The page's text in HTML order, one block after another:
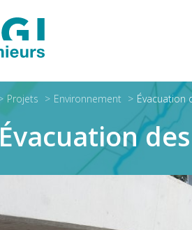
Projets Environnement Évacuation
Évacuation